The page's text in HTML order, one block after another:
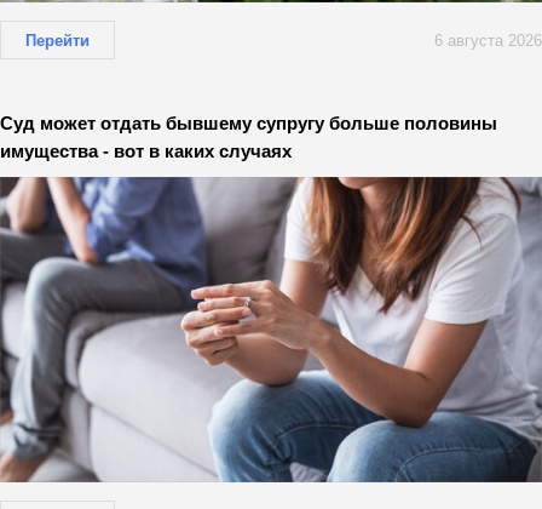
Перейти 6 августа 2026
Суд может отдать бывшему супругу больше половины
имущества - вот в каких случаях